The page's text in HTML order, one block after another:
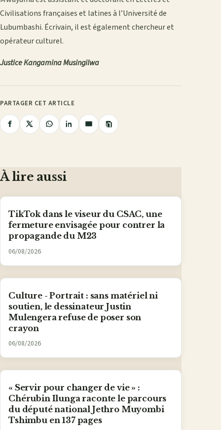
Civilisations françaises et latines à l’Université de
Lubumbashi. Écrivain, il est également chercheur et
opérateur culturel.
Justice Kangamina Musingilwa
PARTAGER CET ARTICLE
PartagerPartagerPartagerPartagerPartager
Copier
le
À lire aussi
TikTok dans le viseur du CSAC, une
fermeture envisagée pour contrer la
propagande du M23
06/08/2026
Culture - Portrait : sans matériel ni
soutien, le dessinateur Justin
Mulengera refuse de poser son
crayon
06/08/2026
« Servir pour changer de vie » :
Chérubin Ilunga raconte le parcours
du député national Jethro Muyombi
Tshimbu en 137 pages